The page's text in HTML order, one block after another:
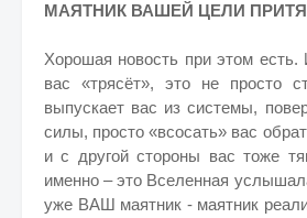
МАЯТНИК ВАШЕЙ ЦЕЛИ
Хорошая новость при этом
вас «трясёт», это не просто
выпускает вас из системы,
силы, просто «всосать» вас
и с другой стороны вас тоже
именно – это Вселенная
уже ВАШ маятник - маятник